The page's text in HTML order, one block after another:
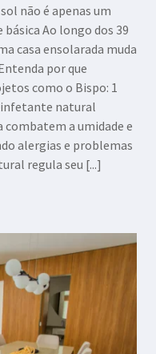
não é apenas um
Ao longo dos 39
casa ensolarada muda
por que
como o Bispo: 1
natural
a umidade e
alergias e problemas
regula seu [...]